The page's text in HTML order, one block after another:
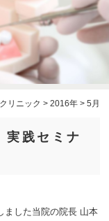
リニック > 2016年> 5月
実践セミナ
ました当院の院長 山本